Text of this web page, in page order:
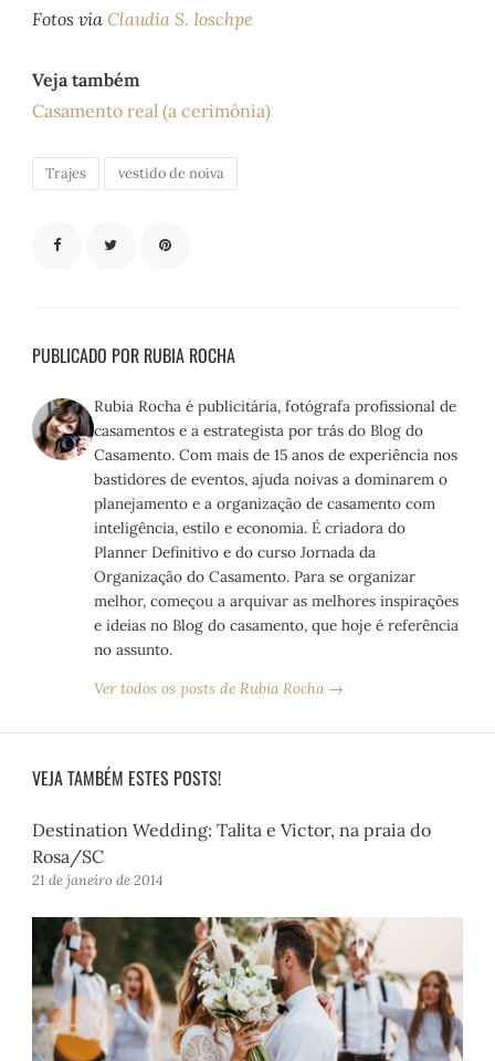
Fotos viaClaudia S. Ioschpe
Veja também
Casamento real (a cerimônia)
Trajes vestido de noiva
PUBLICADO POR RUBIA ROCHA
Rubia Rocha é publicitária, fotógrafa profissional de
casamentos e a estrategista por trás do Blog do
Casamento. Com mais de 15 anos de experiência nos
bastidores de eventos, ajuda noivas a dominarem o
planejamento e a organização de casamento com
inteligência, estilo e economia. É criadora do
Planner Definitivo e do curso Jornada da
Organização do Casamento. Para se organizar
melhor, começou a arquivar as melhores inspirações
e ideias no Blog do casamento, que hoje é referência
no assunto.
Ver todos os posts de Rubia Rocha →
VEJA TAMBÉM ESTES POSTS!
Destination Wedding: Talita e Victor, na praia do
Rosa/SC
21 de janeiro de 2014